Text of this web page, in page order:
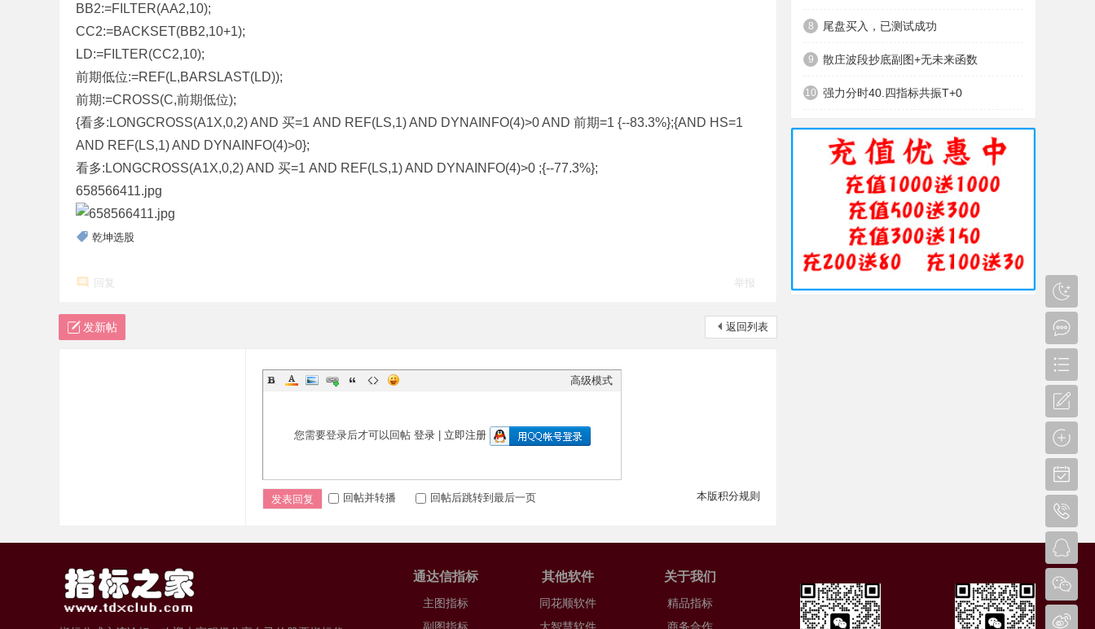
BB2:=FILTER(AA2,10);
CC2:=BACKSET(BB2,10+1);
LD:=FILTER(CC2,10);
前期低位:=REF(L,BARSLAST(LD));
前期:=CROSS(C,前期低位);
{看多:LONGCROSS(A1X,0,2) AND 买=1 AND REF(LS,1) AND DYNAINFO(4)>0 AND 前期=1 {--83.3%};{AND HS=1
AND REF(LS,1) AND DYNAINFO(4)>0};
看多:LONGCROSS(A1X,0,2) AND 买=1 AND REF(LS,1) AND DYNAINFO(4)>0 ;{--77.3%};
658566411.jpg
乾坤选股
回复 举报
返回列表
发新帖
高级模式
您需要登录后才可以回帖 登录| 立即注册
本版积分规则
发表回复 回帖并转播 回帖后跳转到最后一页
8 尾盘买入，已测试成功
9 散庄波段抄底副图+无未来函数
10 强力分时40.四指标共振T+0
通达信指标
主图指标
其他软件
同花顺软件
关于我们
精品指标